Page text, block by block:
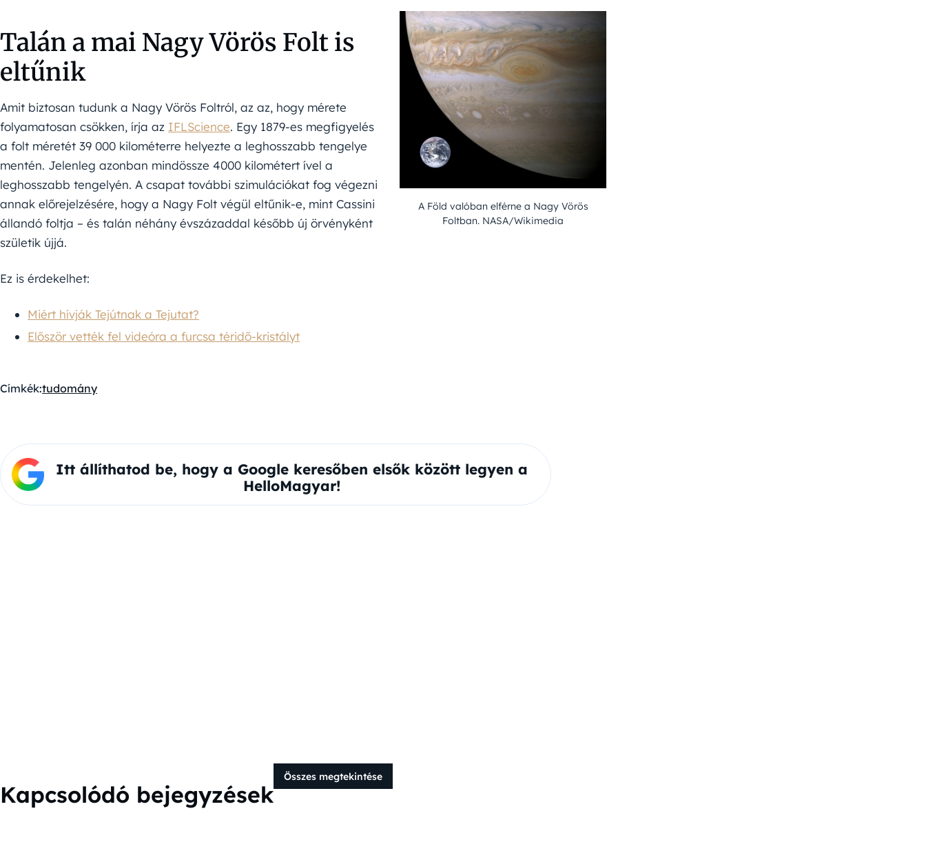
A Föld valóban elférne a Nagy Vörös
Foltban. NASA/Wikimedia
Talán a mai Nagy Vörös Folt is
eltűnik
Amit biztosan tudunk a Nagy Vörös Foltról, az az, hogy mérete
folyamatosan csökken, írja az IFLScience. Egy 1879-es megfigyelés
a folt méretét 39 000 kilométerre helyezte a leghosszabb tengelye
mentén. Jelenleg azonban mindössze 4000 kilométert ível a
leghosszabb tengelyén. A csapat további szimulációkat fog végezni
annak előrejelzésére, hogy a Nagy Folt végül eltűnik-e, mint Cassini
állandó foltja – és talán néhány évszázaddal később új örvényként
születik újjá.
Ez is érdekelhet:
Miért hívják Tejútnak a Tejutat?
Először vették fel videóra a furcsa téridő-kristályt
Címkék:tudomány
Itt állíthatod be, hogy a Google keresőben elsők között legyen a
HelloMagyar!
Kapcsolódó bejegyzések
Összes megtekintése